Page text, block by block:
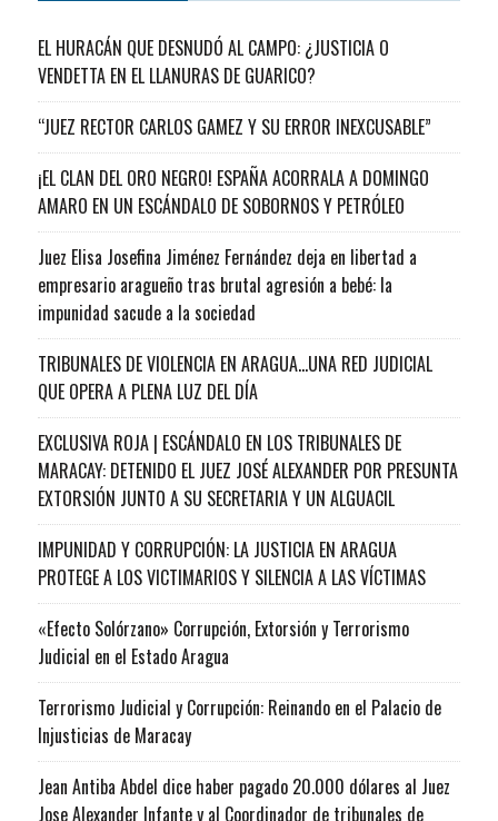
EL HURACÁN QUE DESNUDÓ AL CAMPO: ¿JUSTICIA O
VENDETTA EN EL LLANURAS DE GUARICO?
“JUEZ RECTOR CARLOS GAMEZ Y SU ERROR INEXCUSABLE”
¡EL CLAN DEL ORO NEGRO! ESPAÑA ACORRALA A DOMINGO
AMARO EN UN ESCÁNDALO DE SOBORNOS Y PETRÓLEO
Juez Elisa Josefina Jiménez Fernández deja en libertad a
empresario aragueño tras brutal agresión a bebé: la
impunidad sacude a la sociedad
TRIBUNALES DE VIOLENCIA EN ARAGUA…UNA RED JUDICIAL
QUE OPERA A PLENA LUZ DEL DÍA
EXCLUSIVA ROJA | ESCÁNDALO EN LOS TRIBUNALES DE
MARACAY: DETENIDO EL JUEZ JOSÉ ALEXANDER POR PRESUNTA
EXTORSIÓN JUNTO A SU SECRETARIA Y UN ALGUACIL
IMPUNIDAD Y CORRUPCIÓN: LA JUSTICIA EN ARAGUA
PROTEGE A LOS VICTIMARIOS Y SILENCIA A LAS VÍCTIMAS
«Efecto Solórzano» Corrupción, Extorsión y Terrorismo
Judicial en el Estado Aragua
Terrorismo Judicial y Corrupción: Reinando en el Palacio de
Injusticias de Maracay
Jean Antiba Abdel dice haber pagado 20.000 dólares al Juez
Jose Alexander Infante y al Coordinador de tribunales de